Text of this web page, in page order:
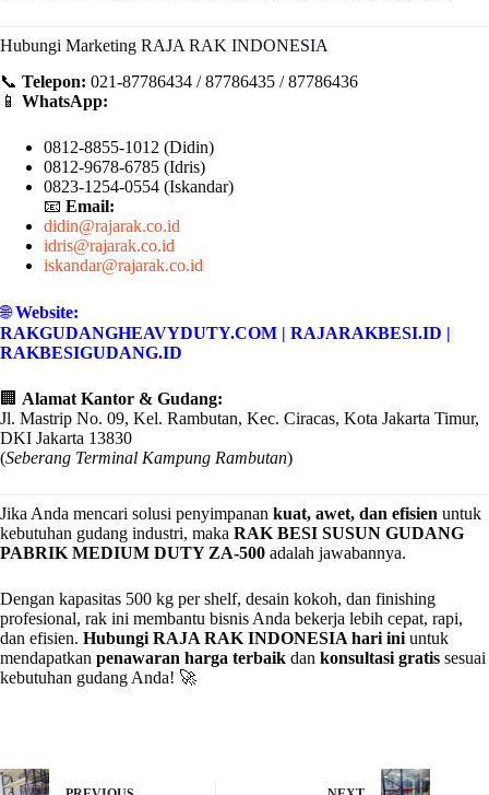
Hubungi Marketing RAJA RAK INDONESIA
📞 Telepon: 021-87786434 / 87786435 / 87786436
📱 WhatsApp:
0812-8855-1012 (Didin)
0812-9678-6785 (Idris)
0823-1254-0554 (Iskandar)
📧 Email:
didin@rajarak.co.id
idris@rajarak.co.id
iskandar@rajarak.co.id
🌐Website:
RAKGUDANGHEAVYDUTY.COM | RAJARAKBESI.ID |
RAKBESIGUDANG.ID
🏢 Alamat Kantor & Gudang:
Jl. Mastrip No. 09, Kel. Rambutan, Kec. Ciracas, Kota Jakarta Timur,
DKI Jakarta 13830
(Seberang Terminal Kampung Rambutan)
Jika Anda mencari solusi penyimpanan kuat, awet, dan efisien untuk
kebutuhan gudang industri, maka RAK BESI SUSUN GUDANG
PABRIK MEDIUM DUTY ZA-500 adalah jawabannya.
Dengan kapasitas 500 kg per shelf, desain kokoh, dan finishing
profesional, rak ini membantu bisnis Anda bekerja lebih cepat, rapi,
dan efisien. Hubungi RAJA RAK INDONESIA hari ini untuk
mendapatkan penawaran harga terbaik dan konsultasi gratis sesuai
kebutuhan gudang Anda! 🚀